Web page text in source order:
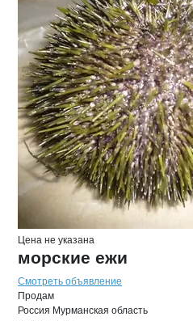
Цена не указана
морские ежи
Смотреть объявление
Продам
Россия Мурманская область